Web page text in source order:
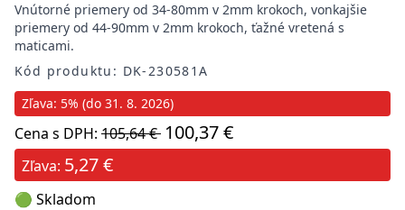
Vnútorné priemery od 34-80mm v 2mm krokoch, vonkajšie
priemery od 44-90mm v 2mm krokoch, ťažné vretená s
maticami.
Kód produktu: DK-230581A
Zľava: 5% (do 31. 8. 2026)
Cena s DPH: 105,64 € 100,37 €
Zľava: 5,27 €
🟢 Skladom